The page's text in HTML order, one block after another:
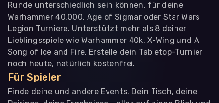
Runde unterschiedlich sein können, für deine
Warhammer 40.000, Age of Sigmar oder Star Wars
Legion Turniere. Unterstützt mehr als 8 deiner
Lieblingsspiele wie Warhammer 40k, X-Wing und A
Song of Ice and Fire. Erstelle dein Tabletop-Turnier
noch heute, natürlich kostenfrei.
Für Spieler
Finde deine und andere Events. Dein Tisch, deine